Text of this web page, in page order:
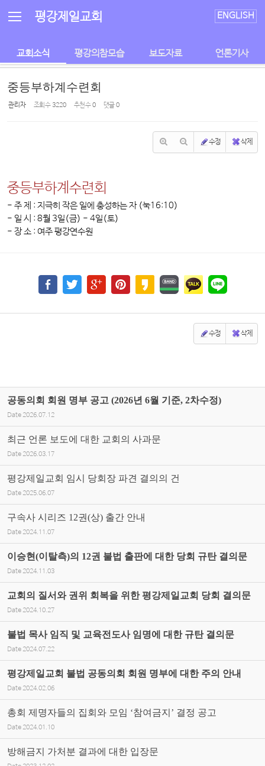
평강제일교회 ENGLISH
교회소식 평강의참모습 보도자료 언론기사
중등부하계수련회
관리자 조회 수3220 추천 수0 댓글0
수정 삭제
중등부하계수련회
- 주 제 : 지극히 작은 일에 충성하는 자 (눅16:10)
- 일 시 : 8월 3일(금) - 4일(토)
- 장 소 : 여주 평강연수원
수정 삭제
공동의회 회원 명부 공고 (2026년 6월 기준, 2차수정)
Date 2026.07.12
최근 언론 보도에 대한 교회의 사과문
Date 2026.03.17
평강제일교회 임시 당회장 파견 결의의 건
Date 2025.06.07
구속사 시리즈 12권(상) 출간 안내
Date 2024.11.07
이승현(이탈측)의 12권 불법 출판에 대한 당회 규탄 결의문
Date 2024.11.03
교회의 질서와 권위 회복을 위한 평강제일교회 당회 결의문
Date 2024.10.27
불법 목사 임직 및 교육전도사 임명에 대한 규탄 결의문
Date 2024.07.22
평강제일교회 불법 공동의회 회원 명부에 대한 주의 안내
Date 2024.02.06
총회 제명자들의 집회와 모임 ‘참여금지’ 결정 공고
Date 2024.01.10
방해금지 가처분 결과에 대한 입장문